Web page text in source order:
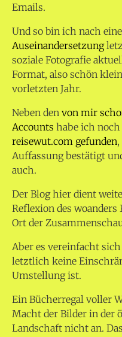
Emails.
Und so bin ich nach
Auseinandersetzung
soziale Fotografie
Format, also schön
vorletzten Jahr.
Neben den von mir
Accounts habe ich noch
reisewut.com gefunden
Auffassung bestätigt
auch.
Der Blog hier dient
Reflexion des
Ort der
Aber es vereinfacht
letztlich keine
Umstellung ist.
Ein Bücherregal voller
Macht der Bilder in der
Landschaft nicht an.